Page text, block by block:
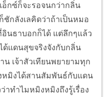
อ็กซ์ก็จะรอจนกว่ากลิ่น
กลังเลคิดว่าถ้าเป็นหมอ
นธาบอกก็ได้ แต่ลึกๆแล้ว
ด้แดนสุขจริงจังกับกลิ่น
น เจ้าสัวเทียนพยายามทุก
หมิงได้สานสัมพันธ์กับแดน
าทำไมหมิงหมิงถึงรู้เรื่อง